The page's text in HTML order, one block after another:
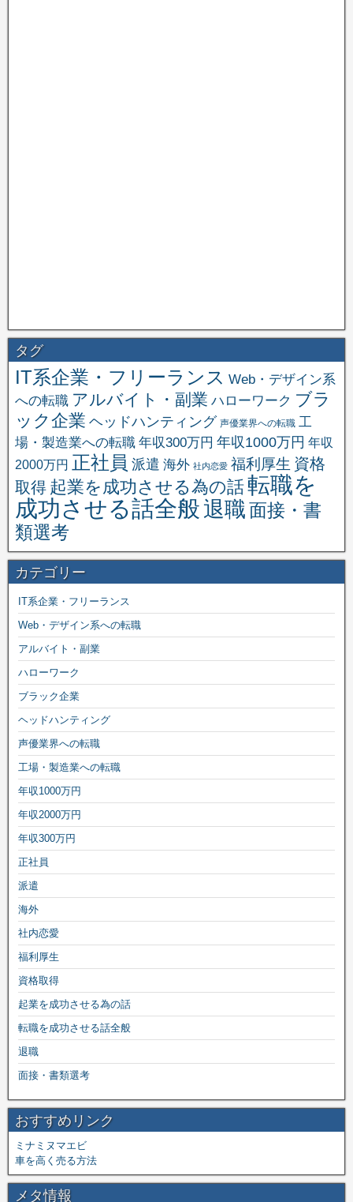
タグ
IT系企業・フリーランス Web・デザイン系
への転職 アルバイト・副業 ハローワーク ブラ
ック企業 ヘッドハンティング 声優業界への転職 工
場・製造業への転職 年収300万円 年収1000万円 年収
2000万円 正社員 派遣 海外 社内恋愛 福利厚生 資格
取得 起業を成功させる為の話転職を
成功させる話全般退職面接・書
類選考
カテゴリー
IT系企業・フリーランス
Web・デザイン系への転職
アルバイト・副業
ハローワーク
ブラック企業
ヘッドハンティング
声優業界への転職
工場・製造業への転職
年収1000万円
年収2000万円
年収300万円
正社員
派遣
海外
社内恋愛
福利厚生
資格取得
起業を成功させる為の話
転職を成功させる話全般
退職
面接・書類選考
おすすめリンク
ミナミヌマエビ
車を高く売る方法
メタ情報